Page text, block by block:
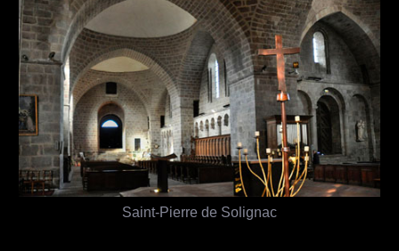
Saint-Pierre de Solignac